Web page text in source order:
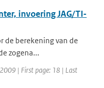
invoering JAG/TI-
de berekening van de
zogena...
| First page: 18 | Last